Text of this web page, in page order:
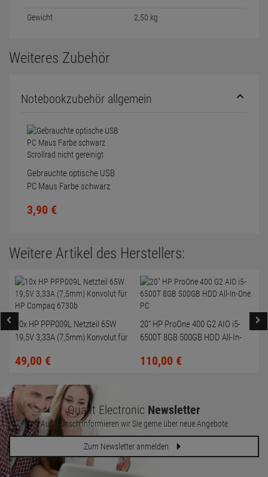
Gewicht 2,50 kg
Weiteres Zubehör
Notebookzubehör allgemein
Gebrauchte optische USB
PC Maus Farbe schwarz
3,90 €
Weitere Artikel des Herstellers:
10x HP PPP009L Netzteil 65W
19,5V 3,33A (7,5mm) Konvolut für
49,00 €
20" HP ProOne 400 G2 AIO i5-
6500T 8GB 500GB HDD All-In-
110,00 €
Quant Electronic Newsletter
Auf Wunsch informieren wir Sie gerne über neue Angebote
Zum Newsletter anmelden